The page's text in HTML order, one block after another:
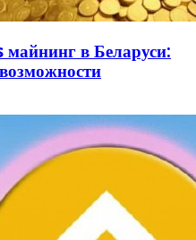
в Беларуси: